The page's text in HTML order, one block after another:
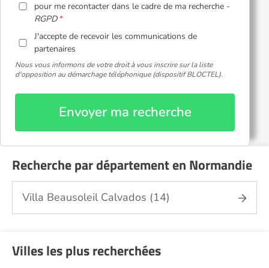
pour me recontacter dans le cadre de ma recherche -
RGPD
J'accepte de recevoir les communications de
partenaires
Nous vous informons de votre droit à vous inscrire sur la liste
d'opposition au démarchage téléphonique (dispositif BLOCTEL).
Envoyer ma recherche
Recherche par département en Normandie
Villa Beausoleil Calvados (14)
Villes les plus recherchées